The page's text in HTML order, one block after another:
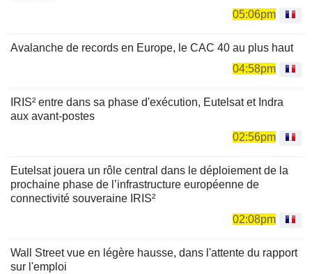
05:06pm
Avalanche de records en Europe, le CAC 40 au plus haut
04:58pm
IRIS² entre dans sa phase d'exécution, Eutelsat et Indra
aux avant-postes
02:56pm
Eutelsat jouera un rôle central dans le déploiement de la
prochaine phase de l’infrastructure européenne de
connectivité souveraine IRIS²
02:08pm
Wall Street vue en légère hausse, dans l'attente du rapport
sur l'emploi